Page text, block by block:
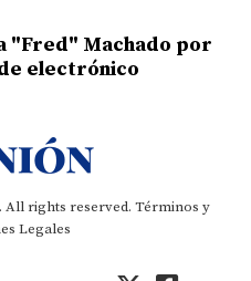
"Fred" Machado por
electrónico
All rights reserved. Términos y
Legales